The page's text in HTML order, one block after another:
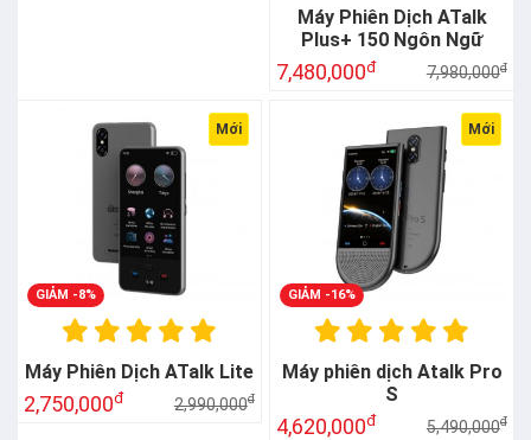
Máy Phiên Dịch ATalk
Plus+ 150 Ngôn Ngữ
7,480,000đ 7,980,000đ
GIẢM -8%
Mới
Máy Phiên Dịch ATalk Lite
2,750,000đ 2,990,000đ
GIẢM -16%
Mới
Máy phiên dịch Atalk Pro
S
4,620,000đ 5,490,000đ